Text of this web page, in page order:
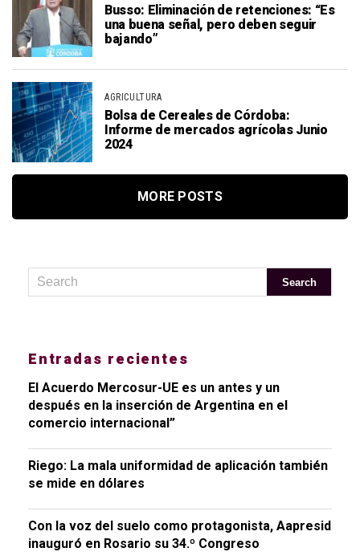
Busso: Eliminación de retenciones: “Es
una buena señal, pero deben seguir
bajando”
AGRICULTURA
Bolsa de Cereales de Córdoba:
Informe de mercados agrícolas Junio
2024
MORE POSTS
Entradas recientes
El Acuerdo Mercosur-UE es un antes y un
después en la inserción de Argentina en el
comercio internacional”
Riego: La mala uniformidad de aplicación también
se mide en dólares
Con la voz del suelo como protagonista, Aapresid
inauguró en Rosario su 34.º Congreso